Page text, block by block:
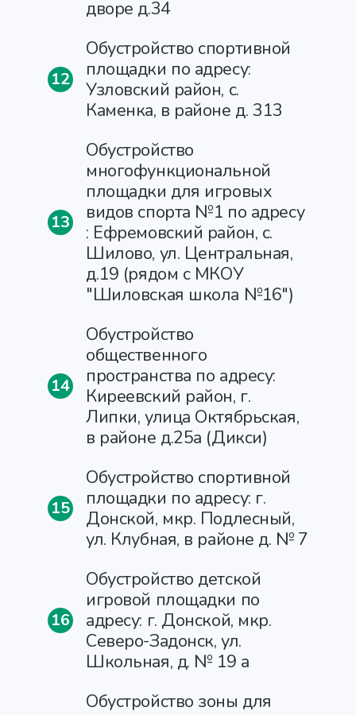
дворе д.34
12
Обустройство спортивной
площадки по адресу:
Узловский район, с.
Каменка, в районе д. 313
13
Обустройство
многофункциональной
площадки для игровых
видов спорта №1 по адресу
: Ефремовский район, с.
Шилово, ул. Центральная,
д.19 (рядом с МКОУ
"Шиловская школа №16")
14
Обустройство
общественного
пространства по адресу:
Киреевский район, г.
Липки, улица Октябрьская,
в районе д.25а (Дикси)
15
Обустройство спортивной
площадки по адресу: г.
Донской, мкр. Подлесный,
ул. Клубная, в районе д. № 7
16
Обустройство детской
игровой площадки по
адресу: г. Донской, мкр.
Северо-Задонск, ул.
Школьная, д. № 19 а
Обустройство зоны для